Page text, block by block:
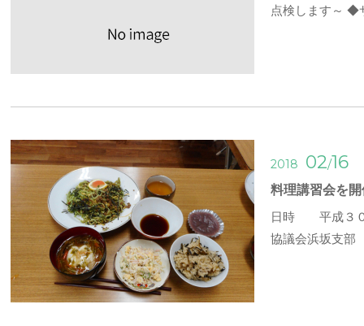
点検します～
2018 02/16
料理講習会を
日時 平成３０
協議会浜坂支